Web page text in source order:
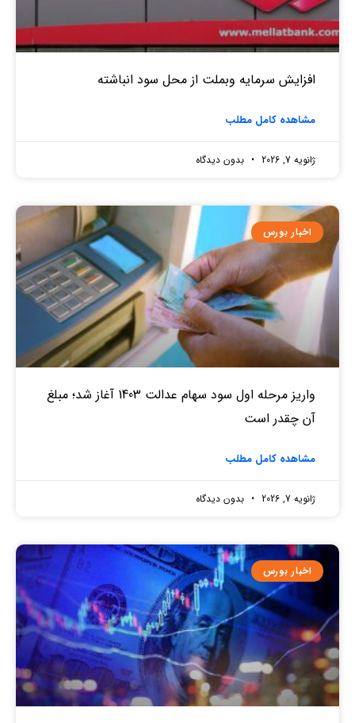
افزایش سرمایه وبملت از محل سود انباشته
مشاهده کامل مطلب
ژانویه 7, 2026 بدون دیدگاه
اخبار بورس
واریز مرحله اول سود سهام عدالت 1403 آغاز شد؛ مبلغ
آن چقدر است
مشاهده کامل مطلب
ژانویه 7, 2026 بدون دیدگاه
اخبار بورس